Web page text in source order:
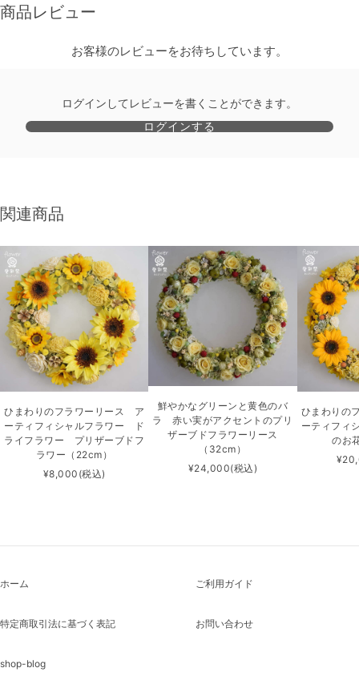
商品レビュー
お客様のレビューをお待ちしています。
ログインしてレビューを書くことができます。
ログインする
関連商品
ひまわりのフラワーリース ア
ーティフィシャルフラワー ド
ライフラワー プリザーブドフ
ラワー（22cm）
¥8,000 (税込)
鮮やかなグリーンと黄色のバ
ラ 赤い実がアクセントのプリ
ザーブドフラワーリース
（32cm）
¥24,000(税込)
ひまわりの
ーティフィ
のお
ホーム ご利用ガイド
特定商取引法に基づく表記 お問い合わせ
shop-blog